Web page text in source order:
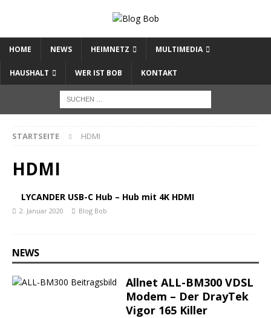
HOME NEWS HEIMNETZ MULTIMEDIA
HAUSHALT WER IST BOB KONTAKT
STARTSEITE HDMI
HDMI
LYCANDER USB-C Hub – Hub mit 4K HDMI
2. Januar 2020 Blog Bob
NEWS
Allnet ALL-BM300 VDSL
Modem – Der DrayTek
Vigor 165 Killer